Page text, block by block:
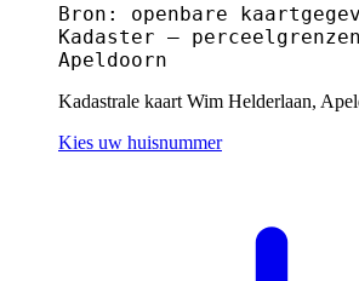
Bron: openbare
Kadaster —
Apeldoorn
Kadastrale kaart Wim Helderlaan,
Kies uw huisnummer